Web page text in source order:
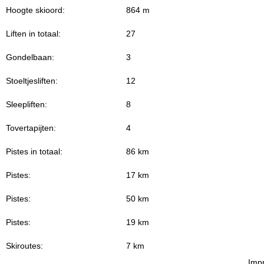
Hoogte skioord: 864 m
Liften in totaal: 27
Gondelbaan: 3
Stoeltjesliften: 12
Sleepliften: 8
Tovertapijten: 4
Pistes in totaal: 86 km
Pistes: 17 km
Pistes: 50 km
Pistes: 19 km
Skiroutes:
7 km